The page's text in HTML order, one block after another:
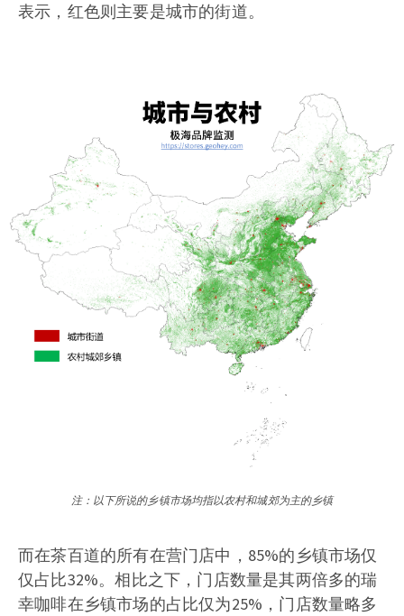
表示，红色则主要是城市的街道。
注：以下所说的乡镇市场均指以农村和城郊为主的乡镇
而在茶百道的所有在营门店中，85%的乡镇市场仅
仅占比32%。相比之下，门店数量是其两倍多的瑞
幸咖啡在乡镇市场的占比仅为25%，门店数量略多